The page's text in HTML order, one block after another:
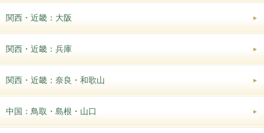
関西・近畿：大阪
関西・近畿：兵庫
関西・近畿：奈良・和歌山
中国：鳥取・島根・山口